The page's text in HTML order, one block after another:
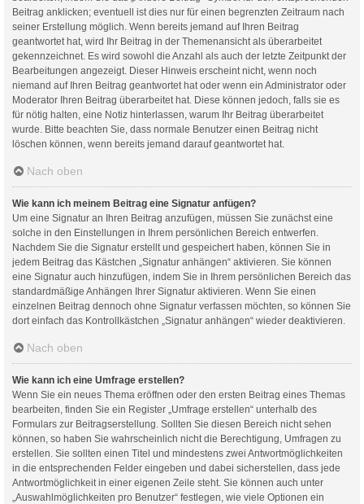
Beitrag anklicken; eventuell ist dies nur für einen begrenzten Zeitraum nach
seiner Erstellung möglich. Wenn bereits jemand auf Ihren Beitrag
geantwortet hat, wird Ihr Beitrag in der Themenansicht als überarbeitet
gekennzeichnet. Es wird sowohl die Anzahl als auch der letzte Zeitpunkt der
Bearbeitungen angezeigt. Dieser Hinweis erscheint nicht, wenn noch
niemand auf Ihren Beitrag geantwortet hat oder wenn ein Administrator oder
Moderator Ihren Beitrag überarbeitet hat. Diese können jedoch, falls sie es
für nötig halten, eine Notiz hinterlassen, warum Ihr Beitrag überarbeitet
wurde. Bitte beachten Sie, dass normale Benutzer einen Beitrag nicht
löschen können, wenn bereits jemand darauf geantwortet hat.
Nach oben
Wie kann ich meinem Beitrag eine Signatur anfügen?
Um eine Signatur an Ihren Beitrag anzufügen, müssen Sie zunächst eine
solche in den Einstellungen in Ihrem persönlichen Bereich entwerfen.
Nachdem Sie die Signatur erstellt und gespeichert haben, können Sie in
jedem Beitrag das Kästchen „Signatur anhängen“ aktivieren. Sie können
eine Signatur auch hinzufügen, indem Sie in Ihrem persönlichen Bereich das
standardmäßige Anhängen Ihrer Signatur aktivieren. Wenn Sie einen
einzelnen Beitrag dennoch ohne Signatur verfassen möchten, so können Sie
dort einfach das Kontrollkästchen „Signatur anhängen“ wieder deaktivieren.
Nach oben
Wie kann ich eine Umfrage erstellen?
Wenn Sie ein neues Thema eröffnen oder den ersten Beitrag eines Themas
bearbeiten, finden Sie ein Register „Umfrage erstellen“ unterhalb des
Formulars zur Beitragserstellung. Sollten Sie diesen Bereich nicht sehen
können, so haben Sie wahrscheinlich nicht die Berechtigung, Umfragen zu
erstellen. Sie sollten einen Titel und mindestens zwei Antwortmöglichkeiten
in die entsprechenden Felder eingeben und dabei sicherstellen, dass jede
Antwortmöglichkeit in einer eigenen Zeile steht. Sie können auch unter
„Auswahlmöglichkeiten pro Benutzer“ festlegen, wie viele Optionen ein